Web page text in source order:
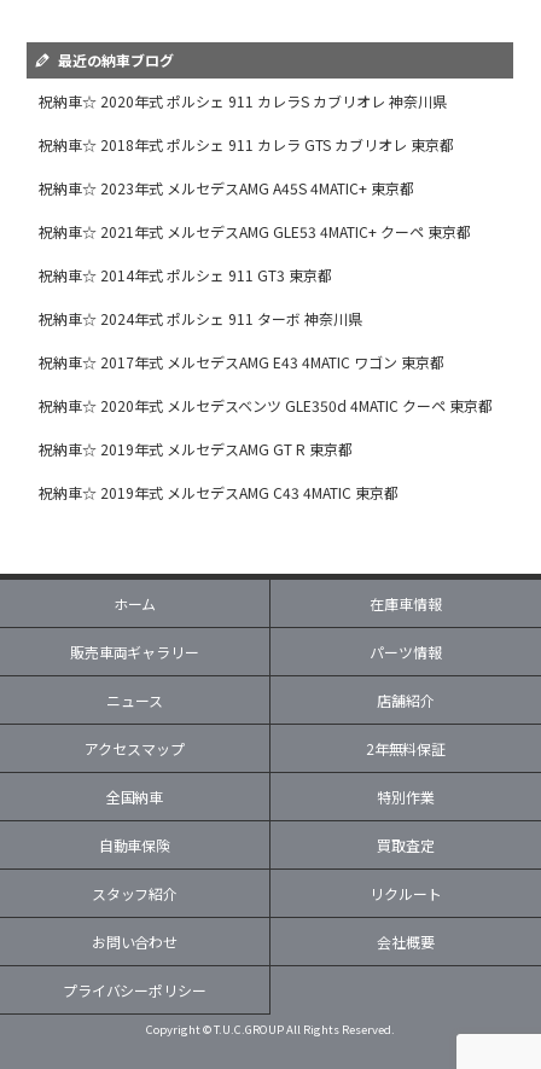
最近の納車ブログ
祝納車☆ 2020年式 ポルシェ 911 カレラS カブリオレ 神奈川県
祝納車☆ 2018年式 ポルシェ 911 カレラ GTS カブリオレ 東京都
祝納車☆ 2023年式 メルセデスAMG A45S 4MATIC+ 東京都
祝納車☆ 2021年式 メルセデスAMG GLE53 4MATIC+ クーペ 東京都
祝納車☆ 2014年式 ポルシェ 911 GT3 東京都
祝納車☆ 2024年式 ポルシェ 911 ターボ 神奈川県
祝納車☆ 2017年式 メルセデスAMG E43 4MATIC ワゴン 東京都
祝納車☆ 2020年式 メルセデスベンツ GLE350d 4MATIC クーペ 東京都
祝納車☆ 2019年式 メルセデスAMG GT R 東京都
祝納車☆ 2019年式 メルセデスAMG C43 4MATIC 東京都
ホーム 在庫車情報
販売車両ギャラリー パーツ情報
ニュース 店舗紹介
アクセスマップ 2年無料保証
全国納車 特別作業
自動車保険 買取査定
スタッフ紹介 リクルート
お問い合わせ 会社概要
プライバシーポリシー
Copyright © T.U.C.GROUP All Rights Reserved.